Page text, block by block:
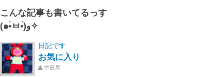
こんな記事も書いてるっす
(๑•̀ㅂ•́)و✧
日記です
お気に入り
中田屋